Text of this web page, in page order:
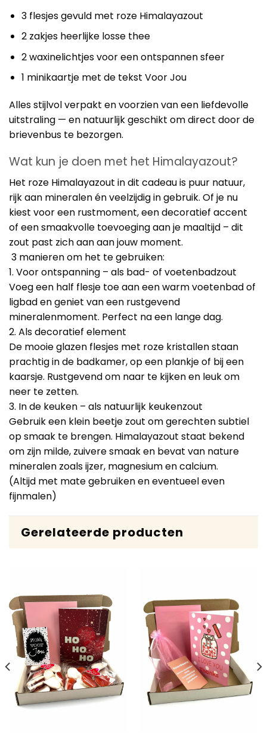
3 flesjes gevuld met roze Himalayazout
2 zakjes heerlijke losse thee
2 waxinelichtjes voor een ontspannen sfeer
1 minikaartje met de tekst Voor Jou
Alles stijlvol verpakt en voorzien van een liefdevolle
uitstraling — en natuurlijk geschikt om direct door de
brievenbus te bezorgen.
Wat kun je doen met het Himalayazout?
Het roze Himalayazout in dit cadeau is puur natuur,
rijk aan mineralen én veelzijdig in gebruik. Of je nu
kiest voor een rustmoment, een decoratief accent
of een smaakvolle toevoeging aan je maaltijd – dit
zout past zich aan aan jouw moment.
3 manieren om het te gebruiken:
1. Voor ontspanning – als bad- of voetenbadzout
Voeg een half flesje toe aan een warm voetenbad of
ligbad en geniet van een rustgevend
mineralenmoment. Perfect na een lange dag.
2. Als decoratief element
De mooie glazen flesjes met roze kristallen staan
prachtig in de badkamer, op een plankje of bij een
kaarsje. Rustgevend om naar te kijken en leuk om
neer te zetten.
3. In de keuken – als natuurlijk keukenzout
Gebruik een klein beetje zout om gerechten subtiel
op smaak te brengen. Himalayazout staat bekend
om zijn milde, zuivere smaak en bevat van nature
mineralen zoals ijzer, magnesium en calcium.
(Altijd met mate gebruiken en eventueel even
fijnmalen)
Gerelateerde producten